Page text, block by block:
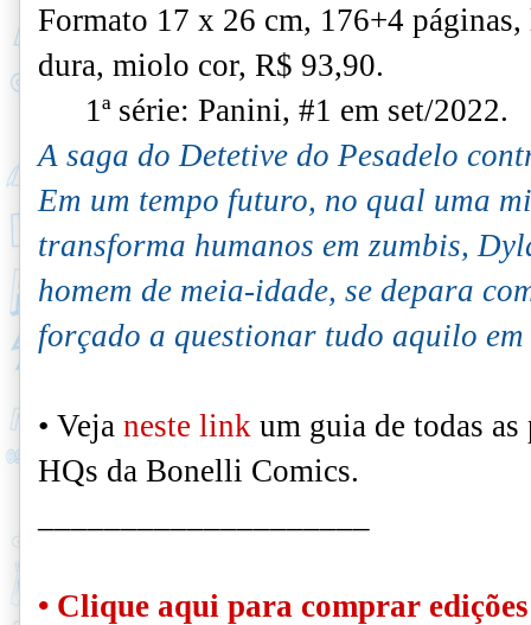
Formato 17 x 26 cm, 176+4 páginas,
dura, miolo cor, R$ 93,90.
1ª série: Panini, #1 em set/2022.
A saga do Detetive do Pesadelo
Em um tempo futuro, no qual uma
transforma humanos em zumbis,
homem de meia-idade, se depara
forçado a questionar tudo aquilo em
• Veja neste link um guia de todas
HQs da Bonelli Comics.
• Clique aqui para comprar